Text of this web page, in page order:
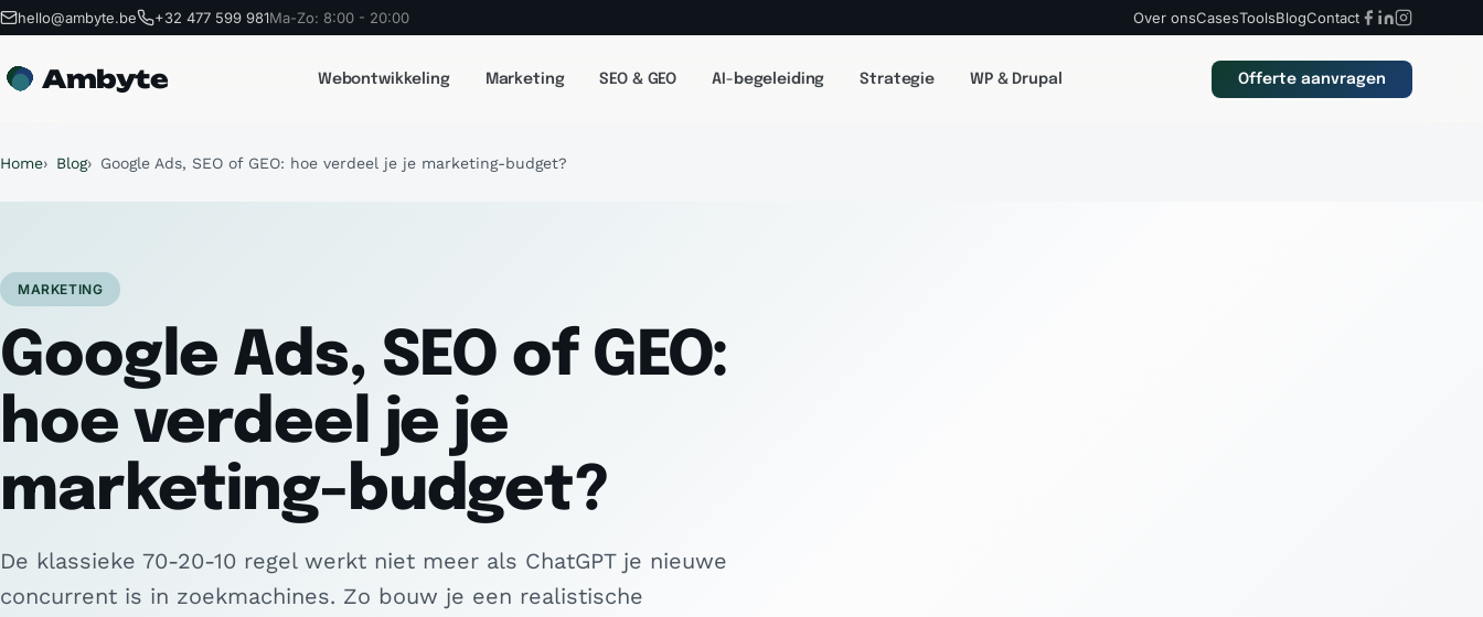
hello@ambyte.be +32 477 599 981Ma-Zo: 8:00 - 20:00 Over onsCasesToolsBlogContact
Ambyte Webontwikkeling Marketing SEO & GEO AI-begeleiding Strategie WP & Drupal Offerte aanvragen
Home Blog Google Ads, SEO of GEO: hoe verdeel je je marketing-budget?
MARKETING
Google Ads, SEO of GEO:
hoe verdeel je je
marketing-budget?
De klassieke 70-20-10 regel werkt niet meer als ChatGPT je nieuwe
concurrent is in zoekmachines. Zo bouw je een realistische